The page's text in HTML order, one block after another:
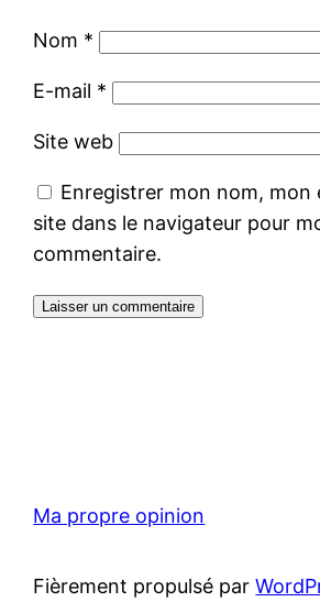
Nom *
E-mail *
Site web
Enregistrer mon nom, mon
site dans le navigateur pour
commentaire.
Ma propre opinion
Fièrement propulsé par